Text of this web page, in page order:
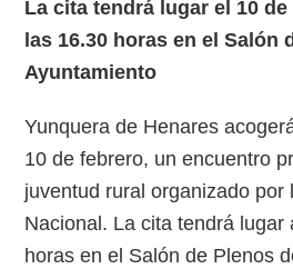
La cita tendrá lugar el 10
las 16.30 horas en el Salón
Ayuntamiento
Yunquera de Henares
10 de febrero, un encuentro
juventud rural organizado por
Nacional. La cita tendrá lugar
horas en el Salón de Plenos